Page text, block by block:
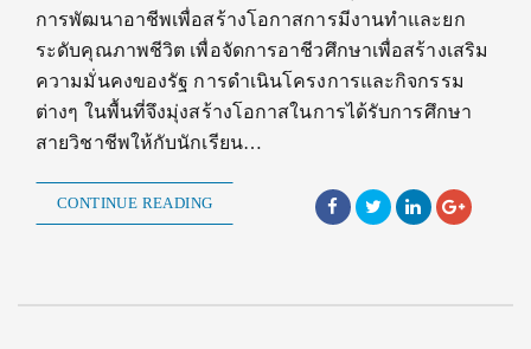
การพัฒนาอาชีพเพื่อสร้างโอกาสการมีงานทำและยก
ระดับคุณภาพชีวิต เพื่อจัดการอาชีวศึกษาเพื่อสร้างเสริม
ความมั่นคงของรัฐ การดำเนินโครงการและกิจกรรม
ต่างๆ ในพื้นที่จึงมุ่งสร้างโอกาสในการได้รับการศึกษา
สายวิชาชีพให้กับนักเรียน…
CONTINUE READING